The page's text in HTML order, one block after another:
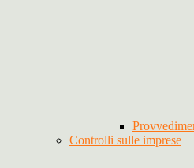
Controlli sulle imprese